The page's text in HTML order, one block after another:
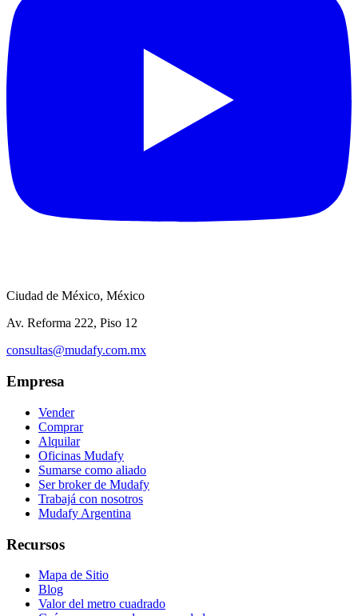
Ciudad de México, México
Av. Reforma 222, Piso 12
consultas@mudafy.com.mx
Empresa
Vender
Comprar
Alquilar
Oficinas Mudafy
Sumarse como aliado
Ser broker de Mudafy
Trabajá con nosotros
Mudafy Argentina
Recursos
Mapa de Sitio
Blog
Valor del metro cuadrado